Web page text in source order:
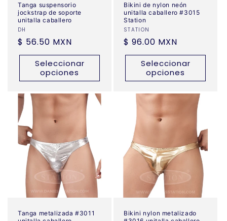
Tanga suspensorio
jockstrap de soporte
unitalla caballero
Proveedor:
DH
Precio
habitual
$ 56.50 MXN
Seleccionar
opciones
Bikini de nylon neón
unitalla caballero #3015
Station
Proveedor:
STATION
Precio
habitual
$ 96.00 MXN
Seleccionar
opciones
Tanga metalizada #3011
Bikini nylon metalizado